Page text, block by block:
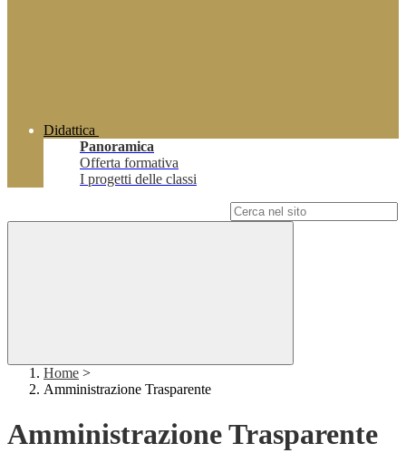
Didattica
Panoramica
Offerta formativa
I progetti delle classi
Home >
Amministrazione Trasparente
Amministrazione Trasparente